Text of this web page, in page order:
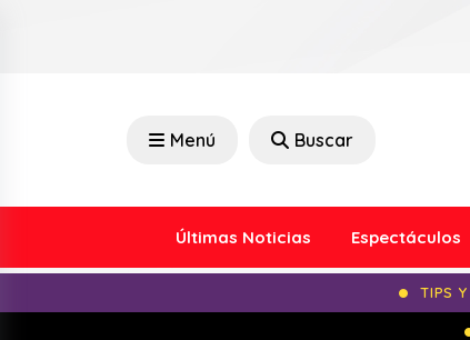
Menú Buscar
Últimas Noticias Espectáculos
TIPS